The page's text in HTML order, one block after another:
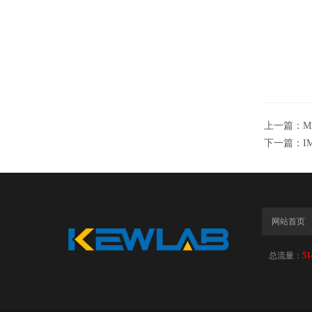
上一篇：
下一篇：
网站首页
总流量：